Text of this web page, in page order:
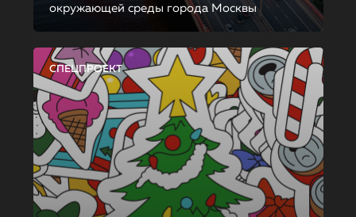
окружающей среды города Москвы
СПЕЦПРОЕКТ